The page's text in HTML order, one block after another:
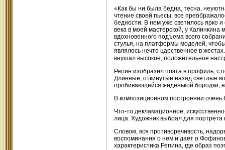
«Как бы ни была бедна, тесна,
чтение своей пьесы, все
бедности. В нем уже светилось ярко
века в моей мастерской, у
вдохновенного подъема всего
стулья, на платформы моделей,
являлось нечто царственное в
внушал высокое, положительное
Репин изобразил поэта в профиль, с
Длинные, откинутые назад светлые
пробивающейся жиденькой бородки,
В композиционном построении
Что-то декламационное,
лица. Художник выбрал для портрета
Словом, вся противоречивость,
воспоминания о нем и дает о
характеристика Репина, где образ